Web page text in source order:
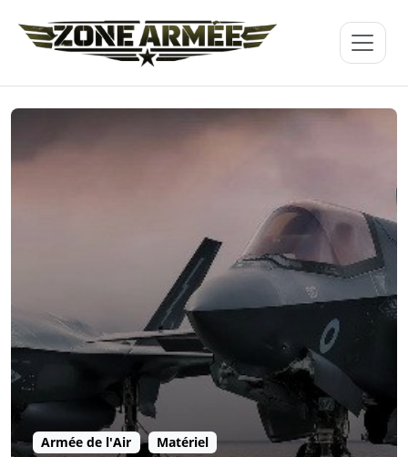
Armée de l'Air Matériel